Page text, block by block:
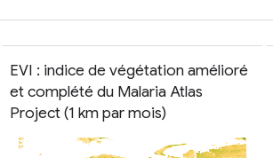
EVI : indice de végétation amélioré
et complété du Malaria Atlas
Project (1 km par mois)